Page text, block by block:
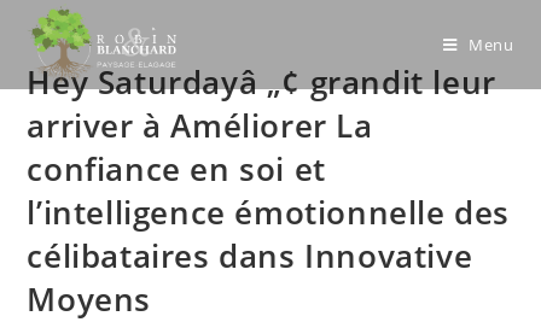
content
Menu
Hey Saturdayâ „¢ grandit leur
arriver à Améliorer La
confiance en soi et
l’intelligence émotionnelle des
célibataires dans Innovative
Moyens